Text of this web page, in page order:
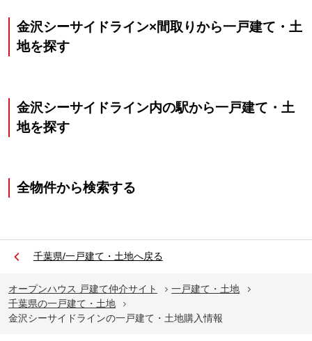
金沢シーサイドライン×間取りから一戸建て・土
地を探す
金沢シーサイドライン内の駅から一戸建て・土
地を探す
全物件から検索する
千葉県/一戸建て・土地へ戻る
オープンハウス 戸建て仲介サイト
一戸建て・土地
千葉県の一戸建て・土地
金沢シーサイドラインの一戸建て・土地購入情報